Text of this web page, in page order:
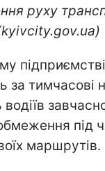
руху
підприємстві
тимчасові
під
маршрутів.